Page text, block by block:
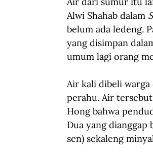
Alwi Shahab dalam
belum ada ledeng.
yang disimpan
umum lagi orang
Air kali dibeli
perahu. Air
Hong bahwa
Dua yang dianggap
sen) sekaleng